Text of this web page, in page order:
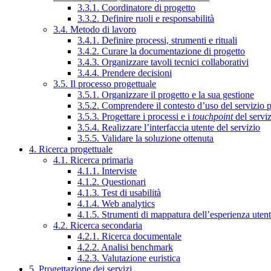
3.3.1. Coordinatore di progetto
3.3.2. Definire ruoli e responsabilità
3.4. Metodo di lavoro
3.4.1. Definire processi, strumenti e rituali
3.4.2. Curare la documentazione di progetto
3.4.3. Organizzare tavoli tecnici collaborativi
3.4.4. Prendere decisioni
3.5. Il processo progettuale
3.5.1. Organizzare il progetto e la sua gestione
3.5.2. Comprendere il contesto d’uso del servizio
3.5.3. Progettare i processi e i touchpointdel
3.5.4. Realizzare l’interfaccia utente del servizio
3.5.5. Validare la soluzione ottenuta
4. Ricerca progettuale
4.1. Ricerca primaria
4.1.1. Interviste
4.1.2. Questionari
4.1.3. Test di usabilità
4.1.4. Web analytics
4.1.5. Strumenti di mappatura dell’esperienza
4.2. Ricerca secondaria
4.2.1. Ricerca documentale
4.2.2. Analisi benchmark
4.2.3. Valutazione euristica
5. Progettazione dei servizi